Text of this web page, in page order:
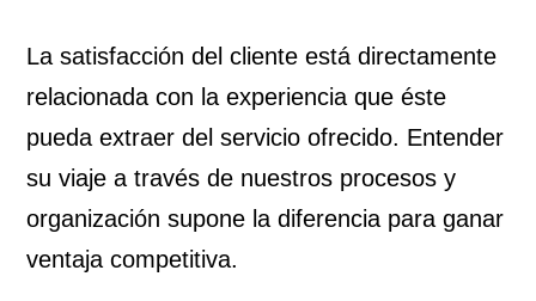
La satisfacción del cliente está directamente
relacionada con la experiencia que éste
pueda extraer del servicio ofrecido. Entender
su viaje a través de nuestros procesos y
organización supone la diferencia para ganar
ventaja competitiva.